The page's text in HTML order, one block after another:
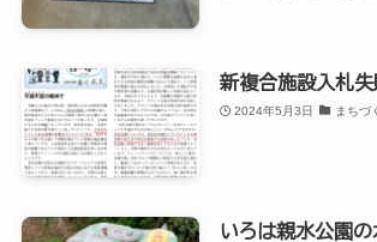
新複合施設入札
2024年5月3日 まちづ
いろは親水公園